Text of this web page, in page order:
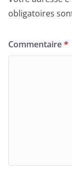
obligatoires
Commentaire*